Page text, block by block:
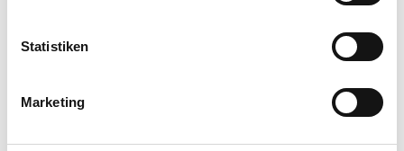
Statistiken
Marketing
Details
65203 Wiesbaden-Amöneburg
OG - Mainz-Finthen e.V.
Details